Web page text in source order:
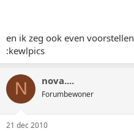
en ik zeg ook even voorstellen
:kewlpics
N nova....
Forumbewoner
21 dec 2010